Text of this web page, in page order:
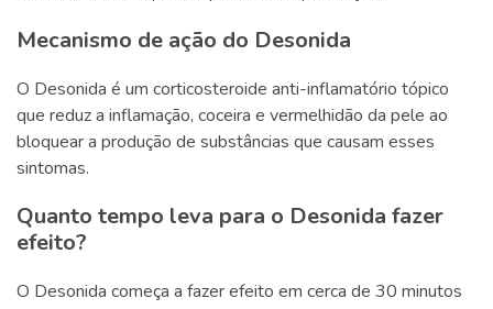
Mecanismo de ação do Desonida
O Desonida é um corticosteroide anti-inflamatório tópico
que reduz a inflamação, coceira e vermelhidão da pele ao
bloquear a produção de substâncias que causam esses
sintomas.
Quanto tempo leva para o Desonida fazer
efeito?
O Desonida começa a fazer efeito em cerca de 30 minutos